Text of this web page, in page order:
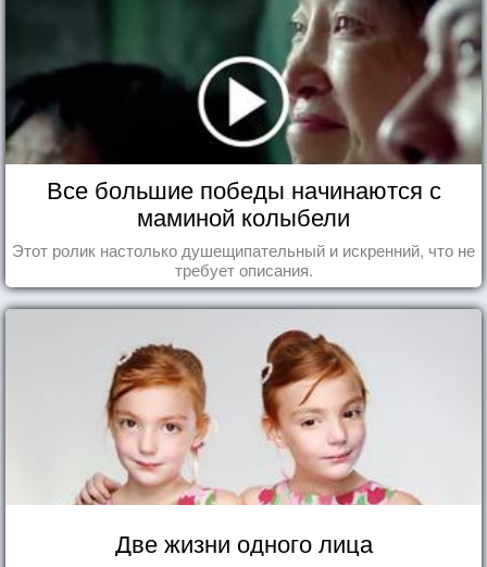
Все большие победы начинаются с
маминой колыбели
Этот ролик настолько душещипательный и искренний, что не
требует описания.
Две жизни одного лица